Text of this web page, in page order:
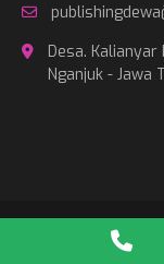
Desa. Kalianyar
Nganjuk - Jawa
Copyright © 2026